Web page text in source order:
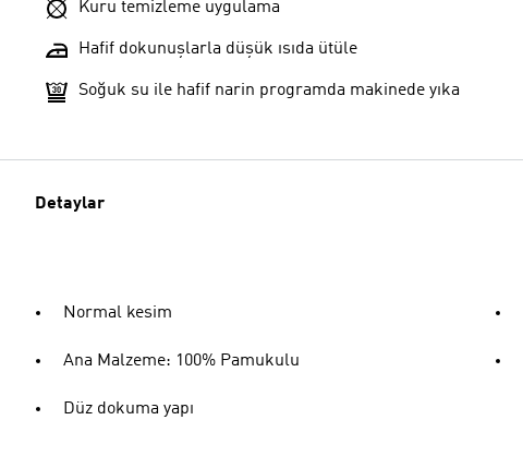
Kuru temizleme uygulama
Hafif dokunuşlarla düşük ısıda ütüle
Soğuk su ile hafif narin programda makinede yıka
Detaylar
Normal kesim
Ana Malzeme: 100% Pamukulu
Düz dokuma yapı